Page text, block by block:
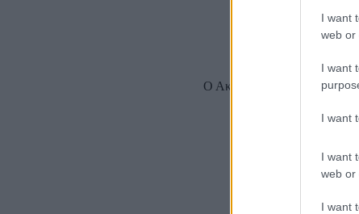
I want
web or
I want
I want
I want
web or
I want
Ο Ακέλα αναλαμβάνει ρόλο
Όλοι μπαίνουν σε